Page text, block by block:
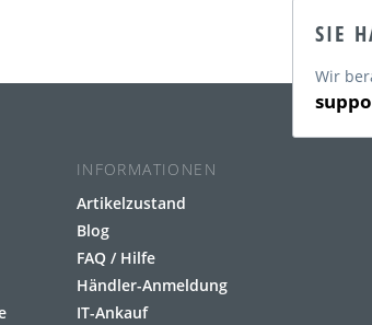
SIE
Wir
INFORMATIONEN
Artikelzustand
Blog
FAQ / Hilfe
Händler-Anmeldung
IT-Ankauf